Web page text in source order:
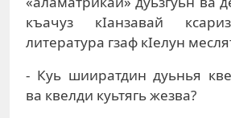
къачуз кIанзавай
литература гзаф кIелун
- Куь шииратдин дуьнья
ва квелди куьтягь жезва?